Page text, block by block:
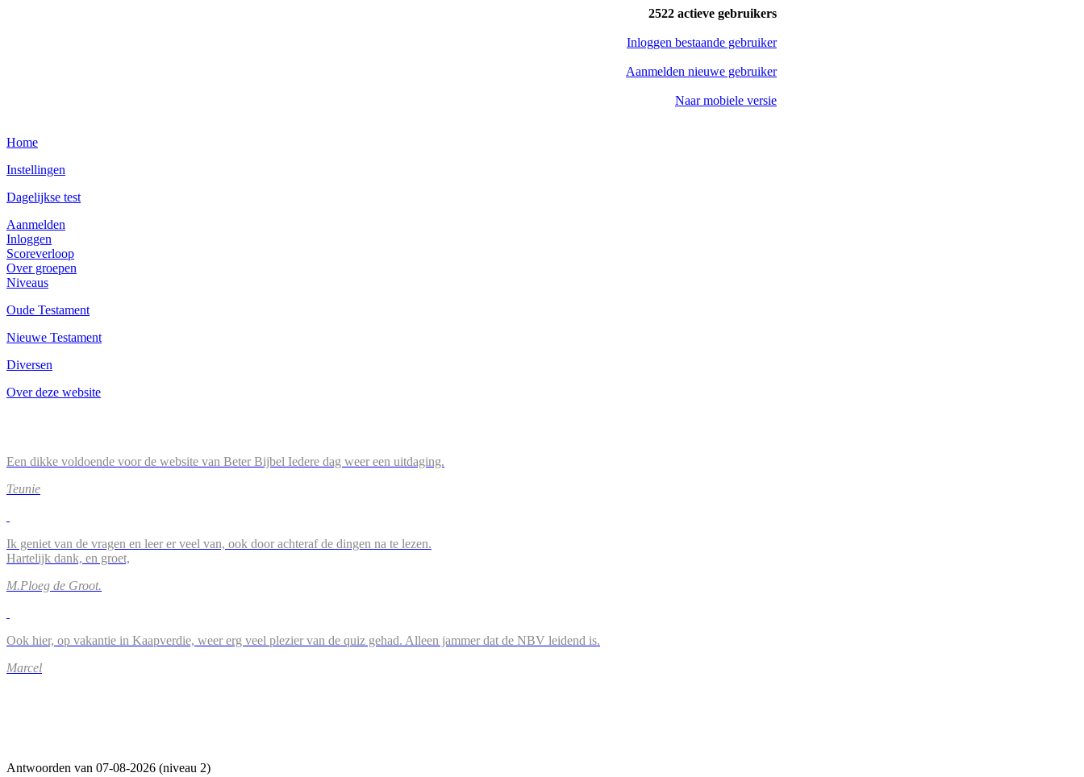
2522 actieve gebruikers
Inloggen bestaande gebruiker
Aanmelden nieuwe gebruiker
Naar mobiele versie
Home
Instellingen
Dagelijkse test
Aanmelden
Inloggen
Scoreverloop
Over groepen
Niveaus
Oude Testament
Nieuwe Testament
Diversen
Over deze website
Een dikke voldoende voor de website van Beter Bijbel Iedere dag weer een uitdaging.
Teunie
Ik geniet van de vragen en leer er veel van, ook door achteraf de dingen na te lezen.
Hartelijk dank, en groet,
M.Ploeg de Groot.
Ook hier, op vakantie in Kaapverdie, weer erg veel plezier van de quiz gehad. Alleen jammer dat de NBV leidend is.
Marcel
Antwoorden van 07-08-2026 (niveau 2)